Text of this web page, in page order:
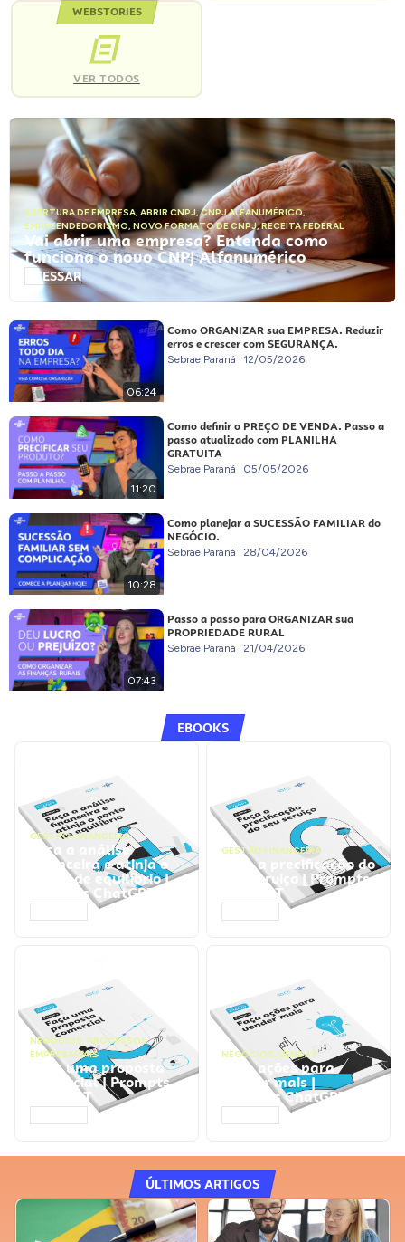
WEBSTORIES
VER TODOS
ABERTURA DE EMPRESA, ABRIR CNPJ,CNPJ ALFANUMÉRICO,
EMPREENDEDORISMO, NOVO FORMATO DE CNPJ,RECEITA FEDERAL
Vai abrir uma empresa? Entenda como
funciona o novo CNPJ Alfanumérico
ACESSAR
06:24
Como ORGANIZAR sua EMPRESA. Reduzir
erros e crescer com SEGURANÇA.
Sebrae Paraná 12/05/2026
11:20
Como definir o PREÇO DE VENDA. Passo a
passo atualizado com PLANILHA
GRATUITA
Sebrae Paraná 05/05/2026
10:28
Como planejar a SUCESSÃO FAMILIAR do
NEGÓCIO.
Sebrae Paraná 28/04/2026
07:43
Passo a passo para ORGANIZAR sua
PROPRIEDADE RURAL
Sebrae Paraná 21/04/2026
EBOOKS
GESTÃO FINANCEIRA
Faça a análise
financeira e atinja o
ponto de equilíbrio |
Prompts ChatGPT
GESTÃO FINANCEIRA
Faça a precificação do
seu serviço | Prompts
ChatGPT
NEGÓCIOS, PROCESSOS
EMPRESARIAIS
Faça uma proposta
comercial | Prompts
ChatGPT
NEGÓCIOS, VENDAS
Faça ações para
vender mais |
Prompts ChatGPT
ÚLTIMOS ARTIGOS